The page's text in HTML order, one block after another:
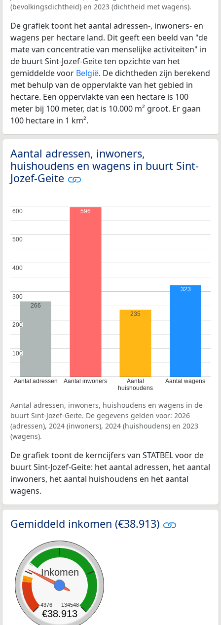
(bevolkingsdichtheid) en 2023 (dichtheid met wagens).
De grafiek toont het aantal adressen-, inwoners- en
wagens per hectare land. Dit geeft een beeld van "de
mate van concentratie van menselijke activiteiten" in
de buurt Sint-Jozef-Geite ten opzichte van het
gemiddelde voor België. De dichtheden zijn berekend
met behulp van de oppervlakte van het gebied in
hectare. Een oppervlakte van een hectare is 100
meter bij 100 meter, dat is 10.000 m² groot. Er gaan
100 hectare in 1 km².
Aantal adressen, inwoners,
huishoudens en wagens in buurt Sint-
Jozef-Geite
Aantal adressen Aantal inwoners
Aantal
huishoudens
Aantal wagens
100
100
200
200
300
300
400
400
500
500
600
600
266
596
235
323
Aantal adressen, inwoners, huishoudens en wagens in de
buurt Sint-Jozef-Geite. De gegevens gelden voor: 2026
(adressen), 2024 (inwoners), 2024 (huishoudens) en 2023
(wagens).
De grafiek toont de kerncijfers van STATBEL voor de
buurt Sint-Jozef-Geite: het aantal adressen, het aantal
inwoners, het aantal huishoudens en het aantal
wagens.
Gemiddeld inkomen (€38.913)
Inkomen
4376 134548
€38.913